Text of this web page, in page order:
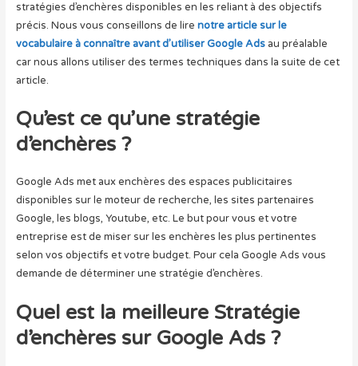
stratégies d’enchères disponibles en les reliant à des objectifs
précis. Nous vous conseillons de lire notre article sur le
vocabulaire à connaître avant d’utiliser Google Adsau préalable
car nous allons utiliser des termes techniques dans la suite de cet
article.
Qu’est ce qu’une stratégie
d’enchères ?
Google Ads met aux enchères des espaces publicitaires
disponibles sur le moteur de recherche, les sites partenaires
Google, les blogs, Youtube, etc. Le but pour vous et votre
entreprise est de miser sur les enchères les plus pertinentes
selon vos objectifs et votre budget. Pour cela Google Ads vous
demande de déterminer une stratégie d’enchères.
Quel est la meilleure Stratégie
d’enchères sur Google Ads ?